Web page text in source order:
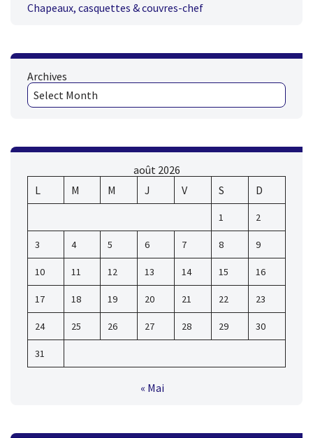
Chapeaux, casquettes & couvres-chef
Archives
août 2026
L
M M J V S D
1 2
3 4 5 6 7 8 9
10 11 12 13 14 15 16
17 18 19 20 21 22 23
24 25 26 27 28 29 30
31
« Mai